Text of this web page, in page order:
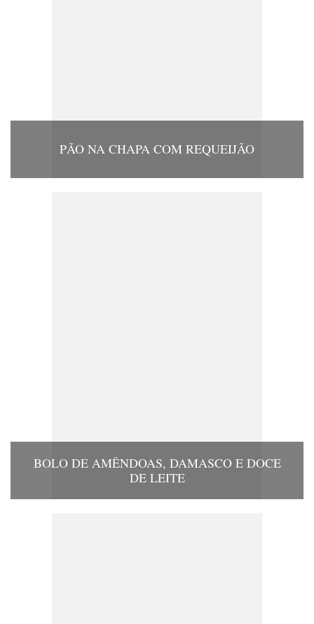
PÃO NA CHAPA COM REQUEIJÃO
BOLO DE AMÊNDOAS, DAMASCO E DOCE
DE LEITE